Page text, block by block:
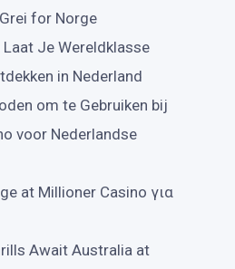
for Norge
Je Wereldklasse
in Nederland
om te Gebruiken bij
voor Nederlandse
at Millioner Casino για
Await Australia at